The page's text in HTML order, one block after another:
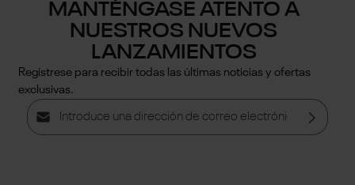
MANTÉNGASE ATENTO A
NUESTROS NUEVOS
LANZAMIENTOS
Regístrese para recibir todas las últimas noticias y ofertas
exclusivas.
Dirección de correo electrónico*